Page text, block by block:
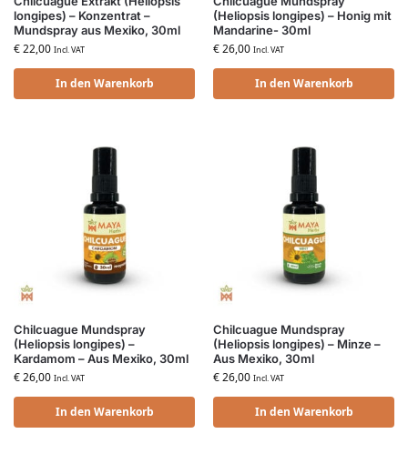
longipes) – Konzentrat –
Mundspray aus Mexiko, 30ml
€22,00 Incl. VAT
In den Warenkorb
(Heliopsis longipes) – Honig mit
Mandarine- 30ml
€26,00 Incl. VAT
In den Warenkorb
Chilcuague Mundspray
(Heliopsis longipes) –
Kardamom – Aus Mexiko, 30ml
€26,00 Incl. VAT
In den Warenkorb
Chilcuague Mundspray
(Heliopsis longipes) – Minze –
Aus Mexiko, 30ml
€26,00 Incl. VAT
In den Warenkorb